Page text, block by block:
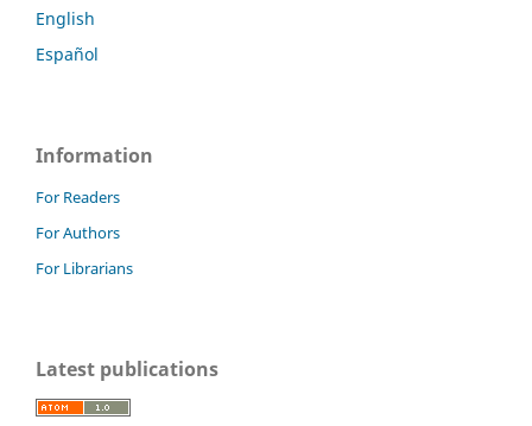
English
Español
Information
For Readers
For Authors
For Librarians
Latest publications